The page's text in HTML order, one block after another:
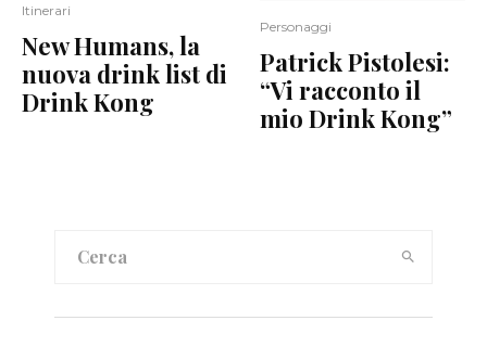
Itinerari
New Humans, la
nuova drink list di
Drink Kong
Personaggi
Patrick Pistolesi:
“Vi racconto il
mio Drink Kong”